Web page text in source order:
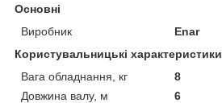
Основні
Виробник
Enar
Користувальницькі характеристики
Вага обладнання, кг
8
Довжина валу, м
6